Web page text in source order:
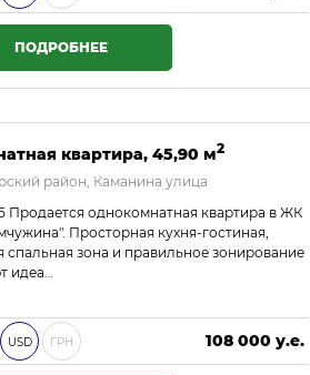
3 569 000 ₴
ПОДРОБНЕЕ
квартира, 45,90 м2
район, Каманина улица
Продается однокомнатная квартира в ЖК
Просторная кухня-гостиная,
спальная зона и правильное зонирование
идеа…
USD ГРН
108 000 у.е.
4 644 000 ₴